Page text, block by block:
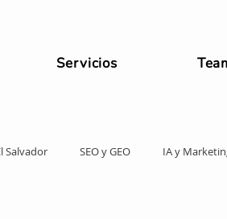
Servicios
Salvador SEO y GEO IA y